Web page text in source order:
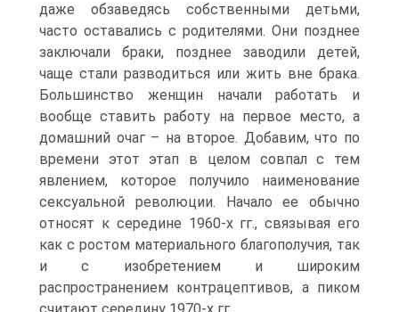
даже обзаведясь собственными детьми,
часто оставались с родителями. Они позднее
заключали браки, позднее заводили детей,
чаще стали разводиться или жить вне брака.
Большинство женщин начали работать и
вообще ставить работу на первое место, а
домашний очаг – на второе. Добавим, что по
времени этот этап в целом совпал с тем
явлением, которое получило наименование
сексуальной революции. Начало ее обычно
относят к середине 1960-х гг., связывая его
как с ростом материального благополучия, так
и с изобретением и широким
распространением контрацептивов, а пиком